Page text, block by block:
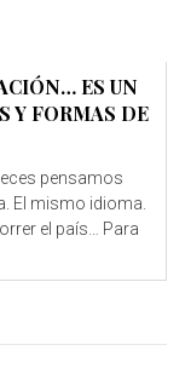
ES UN
Y FORMAS DE